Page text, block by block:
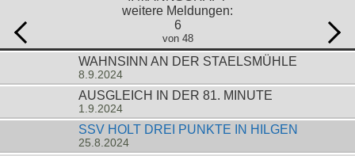
weitere Meldungen:
6
von 48
WAHNSINN AN DER STAELSMÜHLE
8.9.2024
AUSGLEICH IN DER 81. MINUTE
1.9.2024
SSV HOLT DREI PUNKTE IN HILGEN
25.8.2024